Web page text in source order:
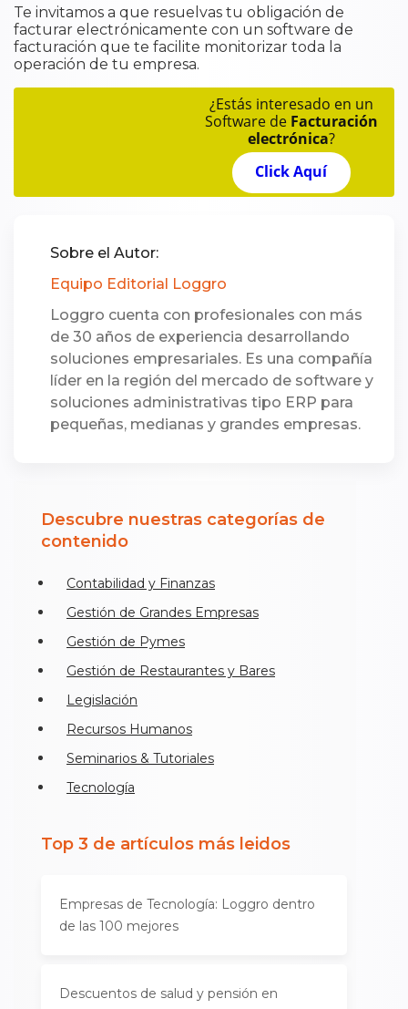
Te invitamos a que resuelvas tu obligación de
facturar electrónicamente con un software de
facturación que te facilite monitorizar toda la
operación de tu empresa.
¿Estás interesado en un
Software de Facturación
electrónica?
Click Aquí
Sobre el Autor:
Equipo Editorial Loggro
Loggro cuenta con profesionales con más
de 30 años de experiencia desarrollando
soluciones empresariales. Es una compañía
líder en la región del mercado de software y
soluciones administrativas tipo ERP para
pequeñas, medianas y grandes empresas.
Descubre nuestras categorías de
contenido
Contabilidad y Finanzas
Gestión de Grandes Empresas
Gestión de Pymes
Gestión de Restaurantes y Bares
Legislación
Recursos Humanos
Seminarios & Tutoriales
Tecnología
Top 3 de artículos más leidos
Empresas de Tecnología: Loggro dentro
de las 100 mejores
Descuentos de salud y pensión en